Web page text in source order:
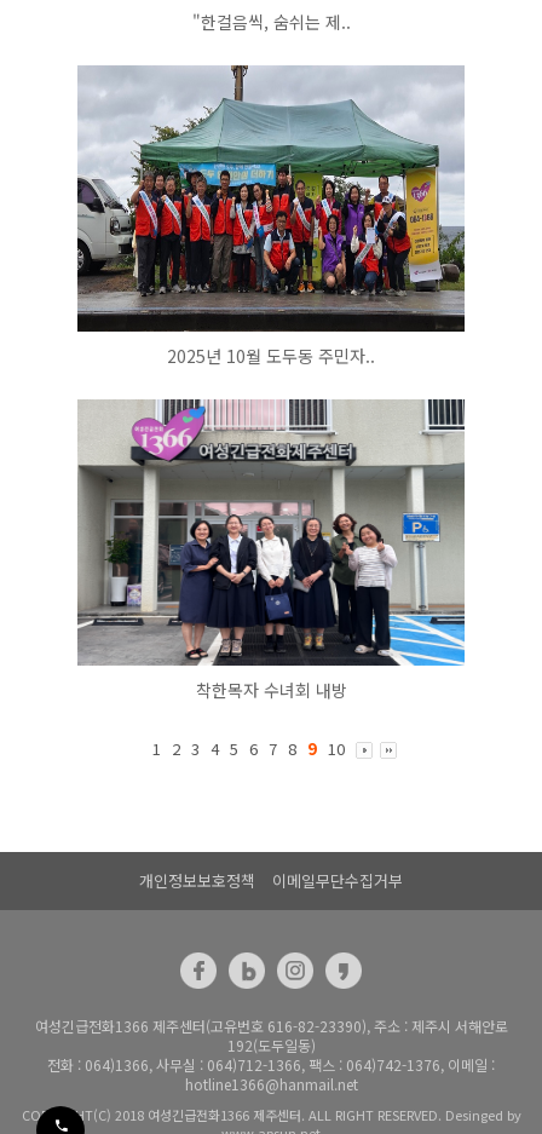
"한걸음씩, 숨쉬는 제..
2025년 10월 도두동 주민자..
착한목자 수녀회 내방
1 2 3 4 5 6 7 8 9 10
개인정보보호정책 이메일무단수집거부
여성긴급전화1366 제주센터(고유번호 616-82-23390), 주소 : 제주시 서해안로
192(도두일동)
전화 : 064)1366, 사무실 : 064)712-1366, 팩스 : 064)742-1376, 이메일 :
hotline1366@hanmail.net
COPYRIGHT(C) 2018 여성긴급전화1366 제주센터. ALL RIGHT RESERVED. Desinged by